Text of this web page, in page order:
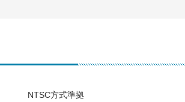
NTSC方式準拠